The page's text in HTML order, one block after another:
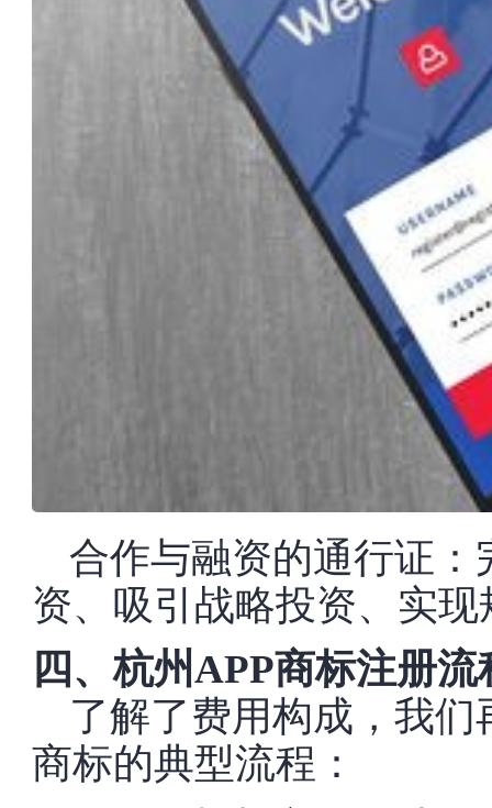
合作与融资的通行证
资、吸引战略投资、实
四、杭州APP商标注册流
了解了费用构成，我
商标的典型流程：